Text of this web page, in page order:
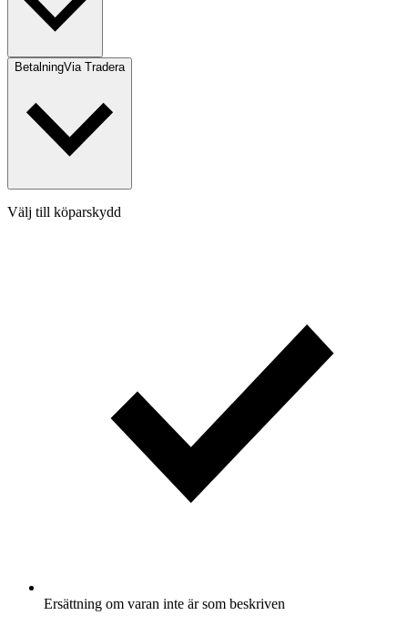
BetalningVia Tradera
Välj till köparskydd
Ersättning om varan inte är som beskriven